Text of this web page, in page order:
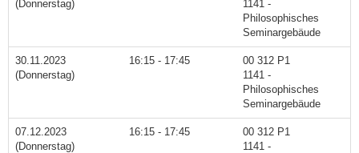
(Donnerstag)
1141 -
Philosophisches
Seminargebäude
30.11.2023
(Donnerstag)
16:15 - 17:45
00 312 P1
1141 -
Philosophisches
Seminargebäude
07.12.2023
(Donnerstag)
16:15 - 17:45
00 312 P1
1141 -